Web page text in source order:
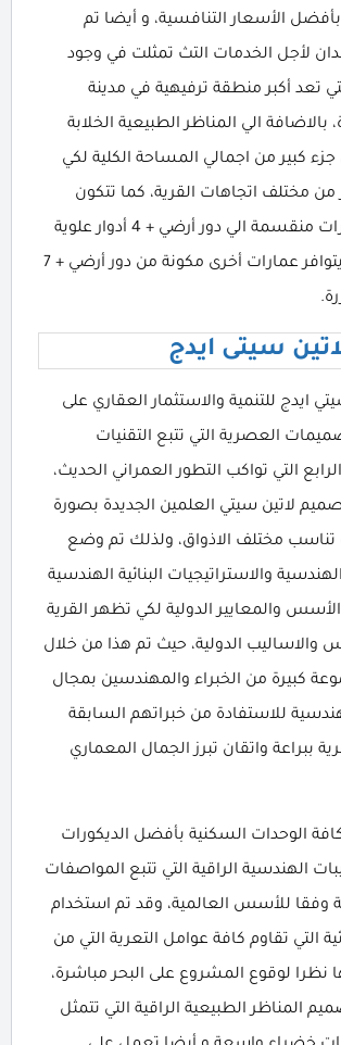
الأسعار التنافسية، و أيضا تم
250 فدان لأجل الخدمات التث تمثلت في وجود
التي تعد أكبر منطقة ترفيهية في مدينة
بالاضافة الي المناظر الطبيعية الخلابة
كبير من اجمالي المساحة الكلية لكي
مختلف اتجاهات القرية، كما تتكون
المباني من عمارات منقسمة الي دور أرضي + 4 أدوار علوية
متكررة، و أيضا يتوافر عمارات أخرى مكونة من دور أرضي + 7
سيتى ايدج
ايدج للتنمية والاستثمار العقاري على
العصرية التي تتبع التقنيات
التي تواكب التطور العمراني الحديث،
لاتين سيتي العلمين الجديدة بصورة
تناسب مختلف الاذواق، ولذلك تم وضع
والاستراتيجيات البنائية الهندسية
والمعايير الدولية لكي تظهر القرية
والاساليب الدولية، حيث تم هذا من خلال
كبيرة من الخبراء والمهندسين بمجال
للاستفادة من خبراتهم السابقة
ببراعة واتقان تبرز الجمال المعماري
الوحدات السكنية بأفضل الديكورات
الهندسية الراقية التي تتبع المواصفات
وفقا للأسس العالمية، وقد تم استخدام
التي تقاوم كافة عوامل التعرية التي من
لوقوع المشروع على البحر مباشرة،
المناظر الطبيعية الراقية التي تتمثل